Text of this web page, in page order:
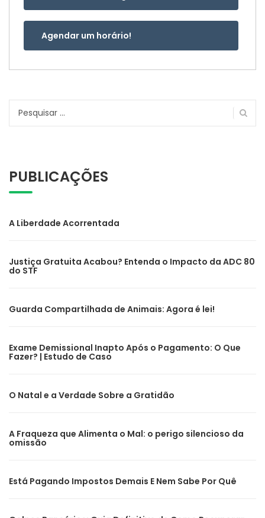
Agendar um horário!
Pesquisar
PUBLICAÇÕES
A Liberdade Acorrentada
Justiça Gratuita Acabou? Entenda o Impacto da ADC 80
do STF
Guarda Compartilhada de Animais: Agora é lei!
Exame Demissional Inapto Após o Pagamento: O Que
Fazer? | Estudo de Caso
O Natal e a Verdade Sobre a Gratidão
A Fraqueza que Alimenta o Mal: o perigo silencioso da
omissão
Está Pagando Impostos Demais E Nem Sabe Por Quê